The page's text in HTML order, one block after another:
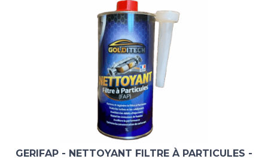
GERIFAP - NETTOYANT FILTRE À PARTICULES -